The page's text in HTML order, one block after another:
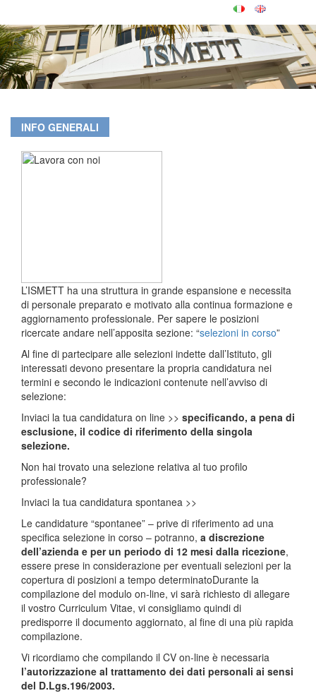
INFO GENERALI
L’ISMETT ha una struttura in grande espansione e necessita
di personale preparato e motivato alla continua formazione e
aggiornamento professionale. Per sapere le posizioni
ricercate andare nell’apposita sezione: “selezioni in corso”
Al fine di partecipare alle selezioni indette dall’Istituto, gli
interessati devono presentare la propria candidatura nei
termini e secondo le indicazioni contenute nell’avviso di
selezione:
Inviaci la tua candidatura on line >> specificando, a pena di
esclusione, il codice di riferimento della singola
selezione.
Non hai trovato una selezione relativa al tuo profilo
professionale?
Inviaci la tua candidatura spontanea >>
Le candidature “spontanee” – prive di riferimento ad una
specifica selezione in corso – potranno, a discrezione
dell’azienda e per un periodo di 12 mesi dalla ricezione,
essere prese in considerazione per eventuali selezioni per la
copertura di posizioni a tempo determinatoDurante la
compilazione del modulo on-line, vi sarà richiesto di allegare
il vostro Curriculum Vitae, vi consigliamo quindi di
predisporre il documento aggiornato, al fine di una più rapida
compilazione.
Vi ricordiamo che compilando il CV on-line è necessaria
l’autorizzazione al trattamento dei dati personali ai sensi
del D.Lgs.196/2003.